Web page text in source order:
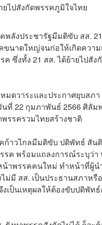
ไปสังกัดพรรคภูมิใจไทย
พลังประชารัฐมีมติขับ สส.
ขนาดใหญ่จนก่อให้เกิดควา
ซึ่งทั้ง 21 สส. ได้ย้ายไปสั
มดวาระและประกาศยุบส
ที่ 22 กุมภาพันธ์ 2566 ศิลั
รรครวมไทยสร้างชาติ
ก้าวไกลมีมติขับ ปดิพัทธ์ สั
ค พร้อมแถลงการณ์ระบุว่
พรรคคนใหม่ ทำหน้าที่ผู้น
ม่มี สส. เป็นประธานสภาห
เป็นเหตุผลให้ต้องขับปดิพั